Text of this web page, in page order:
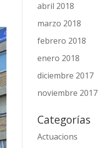
abril 2018
marzo 2018
febrero 2018
enero 2018
diciembre 2017
noviembre 2017
Categorías
Actuacions